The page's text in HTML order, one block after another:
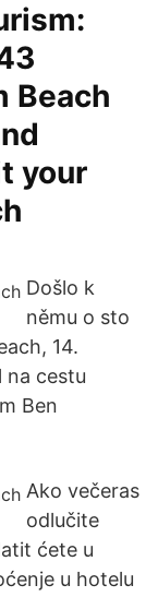
Beach
your
Došlo k
němu o sto
14.
na cestu
Ben
Ako večeras
odlučite
ćete u
u hotelu